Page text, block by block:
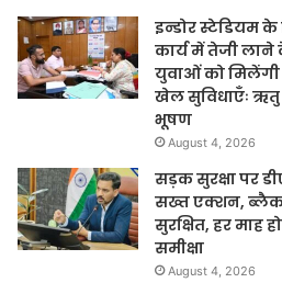
इन्डोर स्टेडियम के
कार्य में तेजी लाने
युवाओं को
खेल सुविधाएँः ऋतु
भूषण
August 4, 2026
सड़क सुरक्षा पर
सख्त एक्शन, ब्लैक
सुरक्षित, हर माह
समीक्षा
August 4, 2026